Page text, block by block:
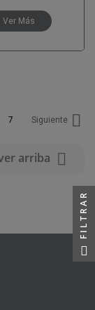
Ver Más
7 Siguiente 
arriba 
FILTRAR